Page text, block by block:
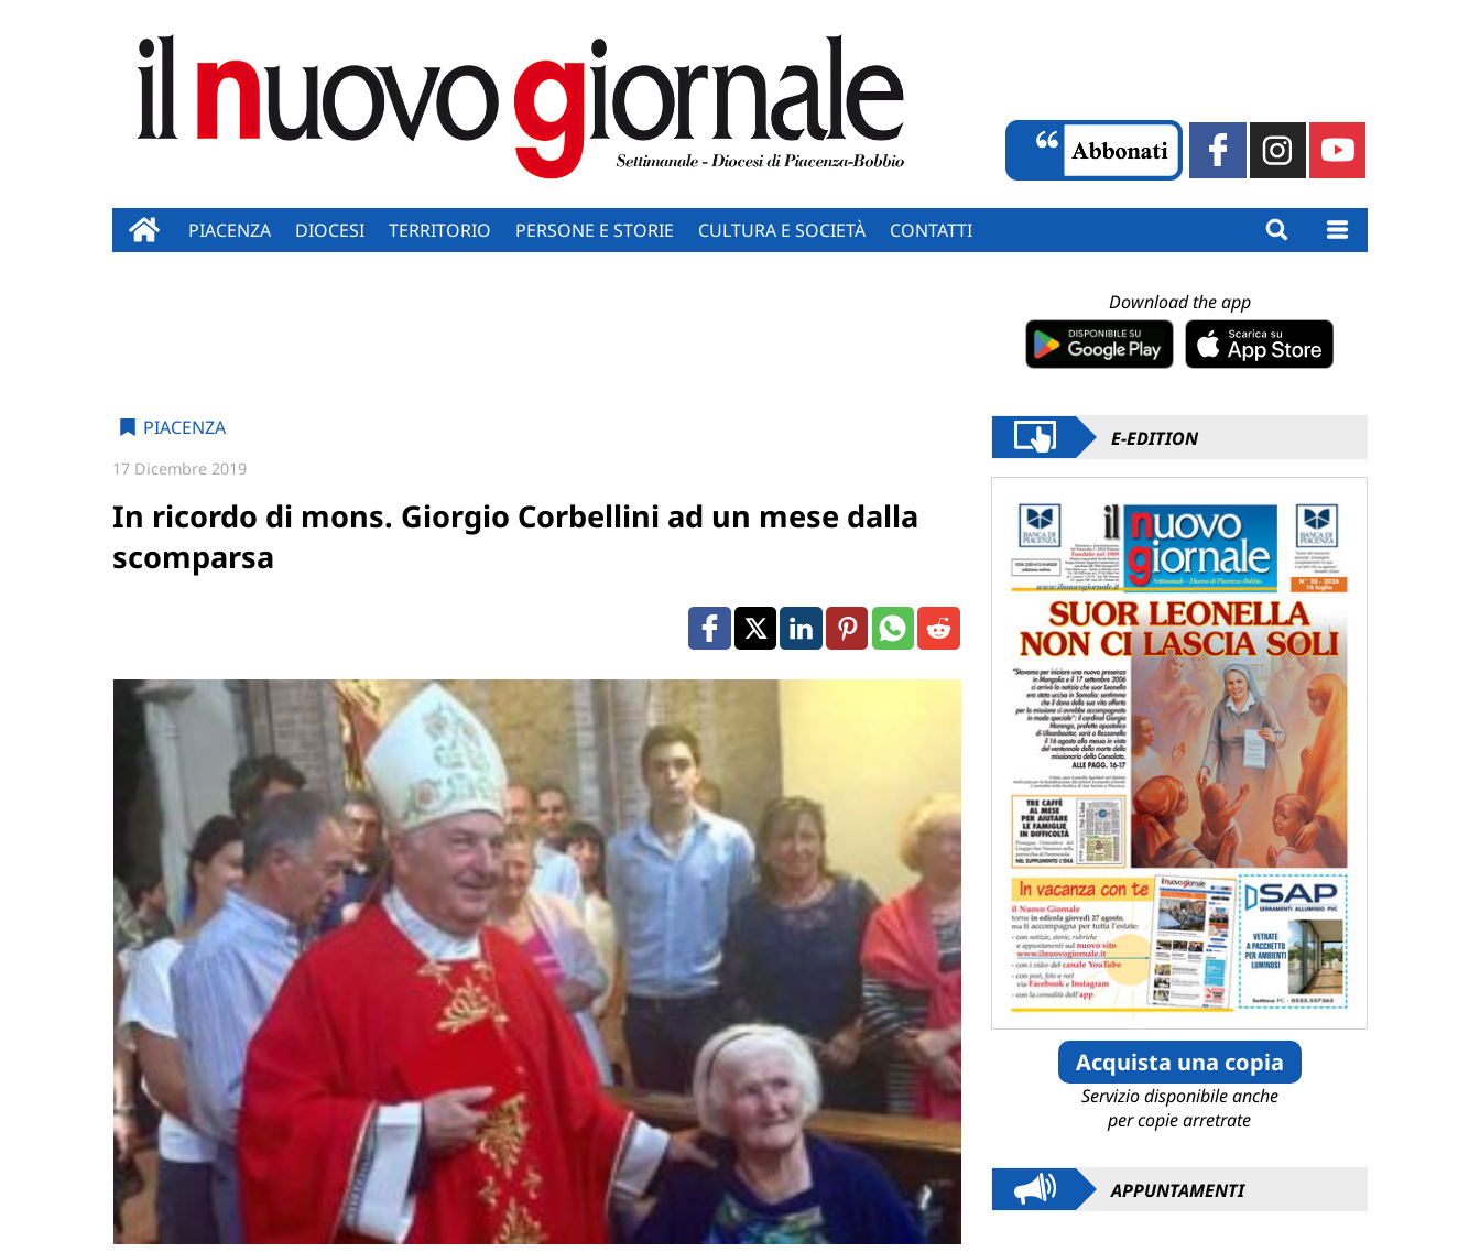
PIACENZA DIOCESI TERRITORIO PERSONE E STORIE CULTURA E SOCIETÀ CONTATTI
PIACENZA
17 Dicembre 2019
In ricordo di mons. Giorgio Corbellini ad un mese dalla
scomparsa
Download the app
E-EDITION
Acquista una copia
Servizio disponibile anche
per copie arretrate
APPUNTAMENTI